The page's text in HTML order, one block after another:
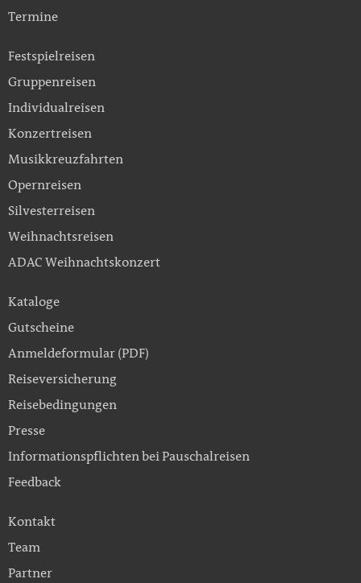
Termine
Festspielreisen
Gruppenreisen
Individualreisen
Konzertreisen
Musikkreuzfahrten
Opernreisen
Silvesterreisen
Weihnachtsreisen
ADAC Weihnachtskonzert
Kataloge
Gutscheine
Anmeldeformular (PDF)
Reiseversicherung
Reisebedingungen
Presse
Informationspflichten bei Pauschalreisen
Feedback
Kontakt
Team
Partner